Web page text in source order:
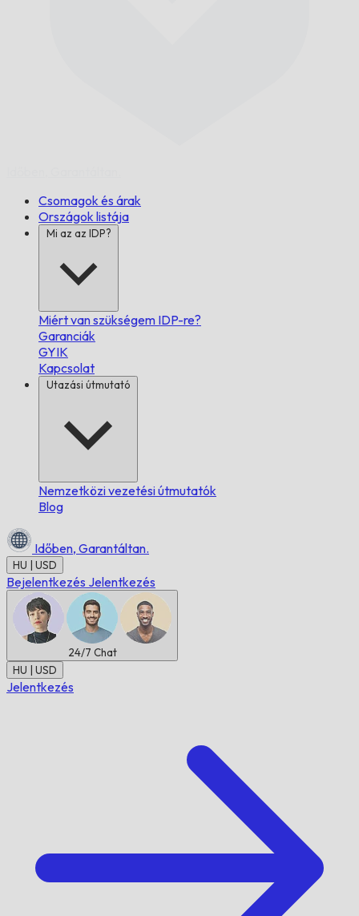
Csomagok és árak
Országok listája
Mi az az IDP?
Miért van szükségem IDP-re?
Garanciák
GYIK
Kapcsolat
Utazási útmutató
Nemzetközi vezetési útmutatók
Blog
Időben, Garantáltan.
HU | USD
Bejelentkezés Jelentkezés
24/7 Chat
HU | USD
Jelentkezés